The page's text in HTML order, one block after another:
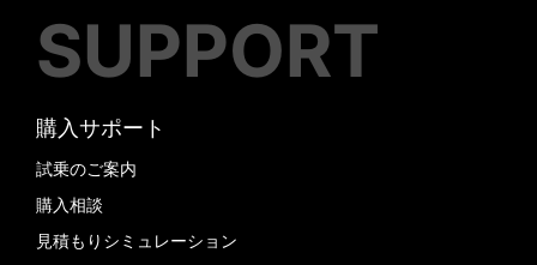
SUPPORT
購入サポート
試乗のご案内
購入相談
見積もりシミュレーション